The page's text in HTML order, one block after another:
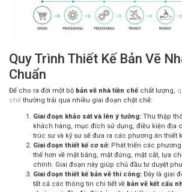
Quy Trình Thiết Kế Bản Vẽ
Chuẩn
Để cho ra đời một bộ bản vẽ nhà tiền chếchất lượng,
chế thường trải qua nhiều giai đoạn chặt chẽ:
Giai đoạn khảo sát và lên ý tưởng: Thu thập
khách hàng, mục đích sử dụng, điều kiện địa
trúc sư và kỹ sư sẽ đưa ra các phương án thiết
Giai đoạn thiết kế cơ sở: Phát triển các
thể hơn về mặt bằng, mặt đứng, mặt cắt, lựa
chính. Giai đoạn này giúp chủ đầu tư duyệt
Giai đoạn thiết kế bản vẽ thi công: Đây là giai
tất cả các thông tin chi tiết về bản vẽ kết cấu